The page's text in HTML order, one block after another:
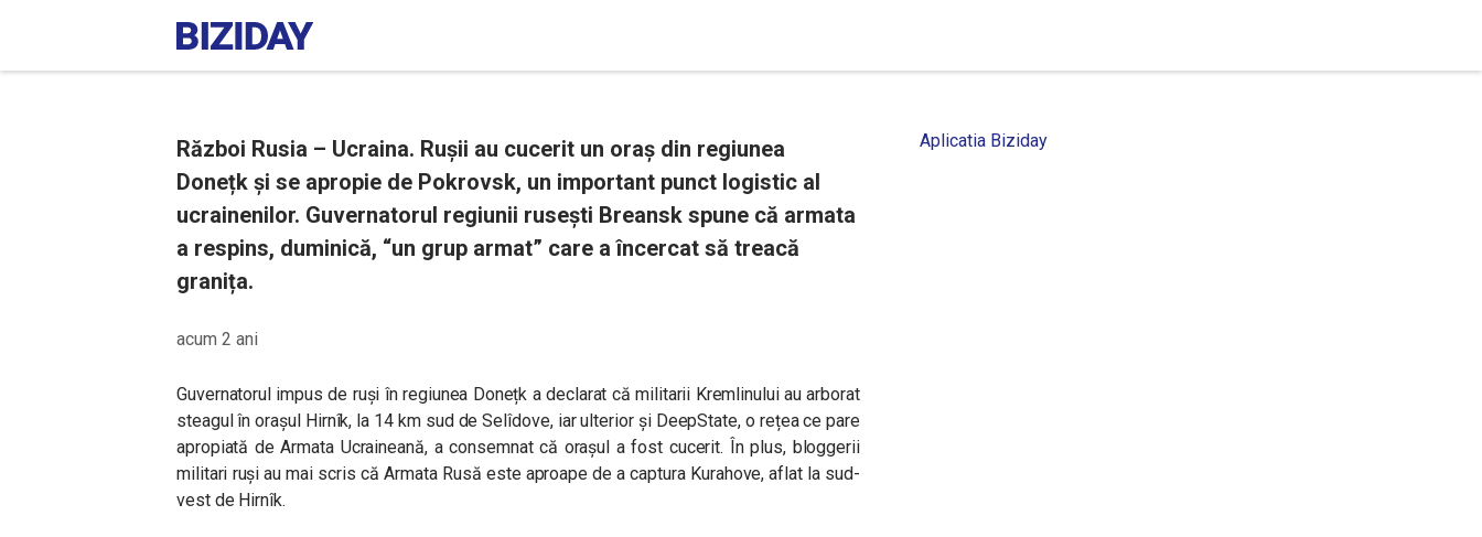
Război Rusia – Ucraina. Rușii au cucerit un oraș din regiunea
Donețk și se apropie de Pokrovsk, un important punct logistic al
ucrainenilor. Guvernatorul regiunii rusești Breansk spune că armata
a respins, duminică, “un grup armat” care a încercat să treacă
granița.
acum 2 ani
Guvernatorul impus de ruși în regiunea Donețk a declarat că militarii Kremlinului au arborat
steagul în orașul Hirnîk, la 14 km sud de Selîdove, iar ulterior și DeepState, o rețea ce pare
apropiată de Armata Ucraineană, a consemnat că orașul a fost cucerit. În plus, bloggerii
militari ruși au mai scris că Armata Rusă este aproape de a captura Kurahove, aflat la sud-
vest de Hirnîk.
Aplicatia Biziday